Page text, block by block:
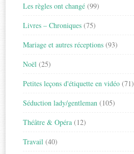
Les règles ont changé (99)
Livres – Chroniques (75)
Mariage et autres réceptions (93)
Noël (25)
Petites leçons d'étiquette en vidéo (71)
Séduction lady/gentleman (105)
Théâtre & Opéra (12)
Travail (40)